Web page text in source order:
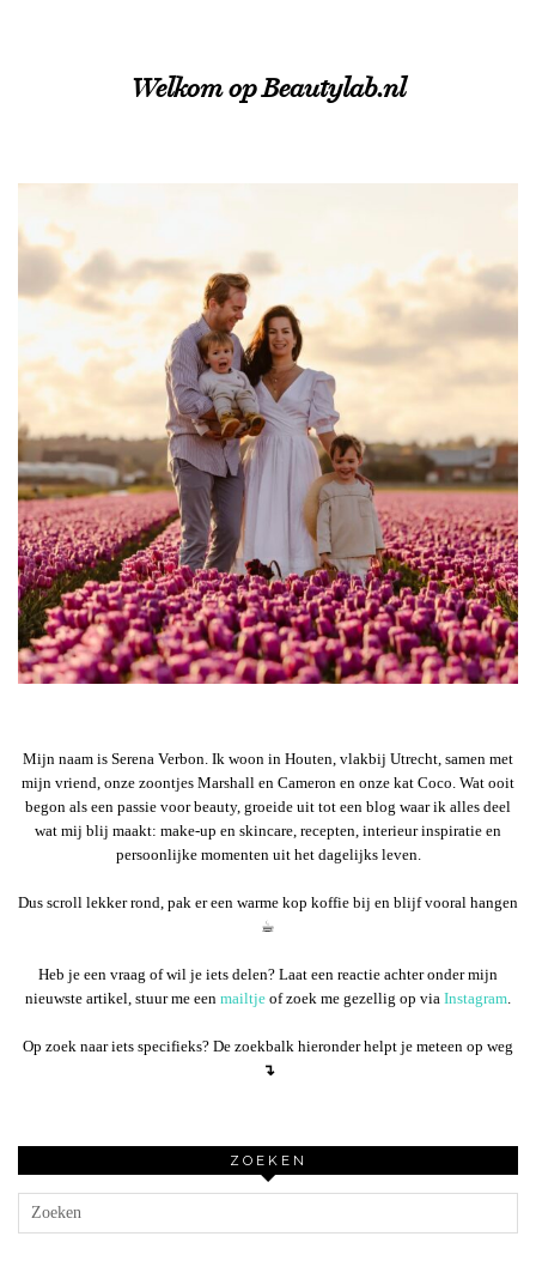
Welkom op Beautylab.nl
Mijn naam is Serena Verbon. Ik woon in Houten, vlakbij Utrecht, samen met
mijn vriend, onze zoontjes Marshall en Cameron en onze kat Coco. Wat ooit
begon als een passie voor beauty, groeide uit tot een blog waar ik alles deel
wat mij blij maakt: make-up en skincare, recepten, interieur inspiratie en
persoonlijke momenten uit het dagelijks leven.
Dus scroll lekker rond, pak er een warme kop koffie bij en blijf vooral hangen
☕︎
Heb je een vraag of wil je iets delen? Laat een reactie achter onder mijn
nieuwste artikel, stuur me een mailtje of zoek me gezellig op via Instagram
Op zoek naar iets specifieks? De zoekbalk hieronder helpt je meteen op weg
↴
ZOEKEN